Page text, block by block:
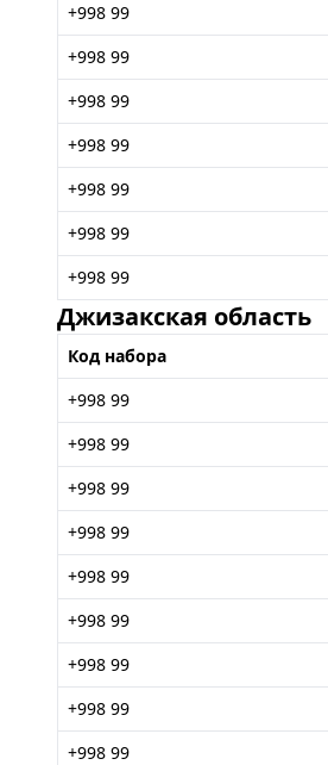
+998 99
+998 99
+998 99
+998 99
+998 99
+998 99
+998 99
Джизакская область
Код набора
+998 99
+998 99
+998 99
+998 99
+998 99
+998 99
+998 99
+998 99
+998 99